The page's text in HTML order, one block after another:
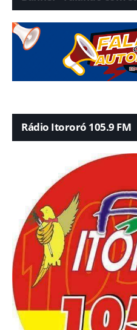
Rádio Itororó 105.9 FM